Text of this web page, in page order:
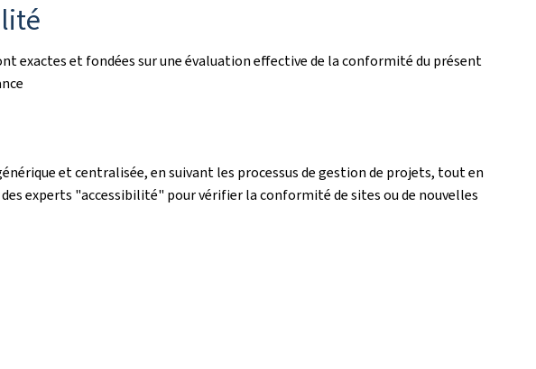
exactes et fondées sur une évaluation effective de la conformité du présent
et centralisée, en suivant les processus de gestion de projets, tout en
experts "accessibilité" pour vérifier la conformité de sites ou de nouvelles